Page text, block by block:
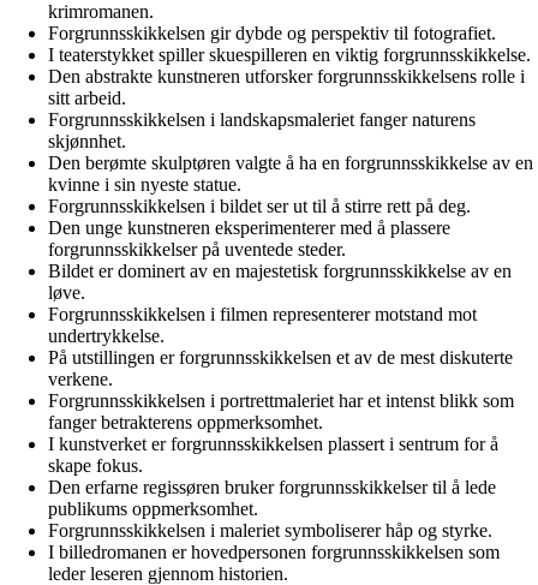
krimromanen.
Forgrunnsskikkelsen gir dybde og perspektiv til fotografiet.
I teaterstykket spiller skuespilleren en viktig forgrunnsskikkelse.
Den abstrakte kunstneren utforsker forgrunnsskikkelsens rolle i
sitt arbeid.
Forgrunnsskikkelsen i landskapsmaleriet fanger naturens
skjønnhet.
Den berømte skulptøren valgte å ha en forgrunnsskikkelse av en
kvinne i sin nyeste statue.
Forgrunnsskikkelsen i bildet ser ut til å stirre rett på deg.
Den unge kunstneren eksperimenterer med å plassere
forgrunnsskikkelser på uventede steder.
Bildet er dominert av en majestetisk forgrunnsskikkelse av en
løve.
Forgrunnsskikkelsen i filmen representerer motstand mot
undertrykkelse.
På utstillingen er forgrunnsskikkelsen et av de mest diskuterte
verkene.
Forgrunnsskikkelsen i portrettmaleriet har et intenst blikk som
fanger betrakterens oppmerksomhet.
I kunstverket er forgrunnsskikkelsen plassert i sentrum for å
skape fokus.
Den erfarne regissøren bruker forgrunnsskikkelser til å lede
publikums oppmerksomhet.
Forgrunnsskikkelsen i maleriet symboliserer håp og styrke.
I billedromanen er hovedpersonen forgrunnsskikkelsen som
leder leseren gjennom historien.